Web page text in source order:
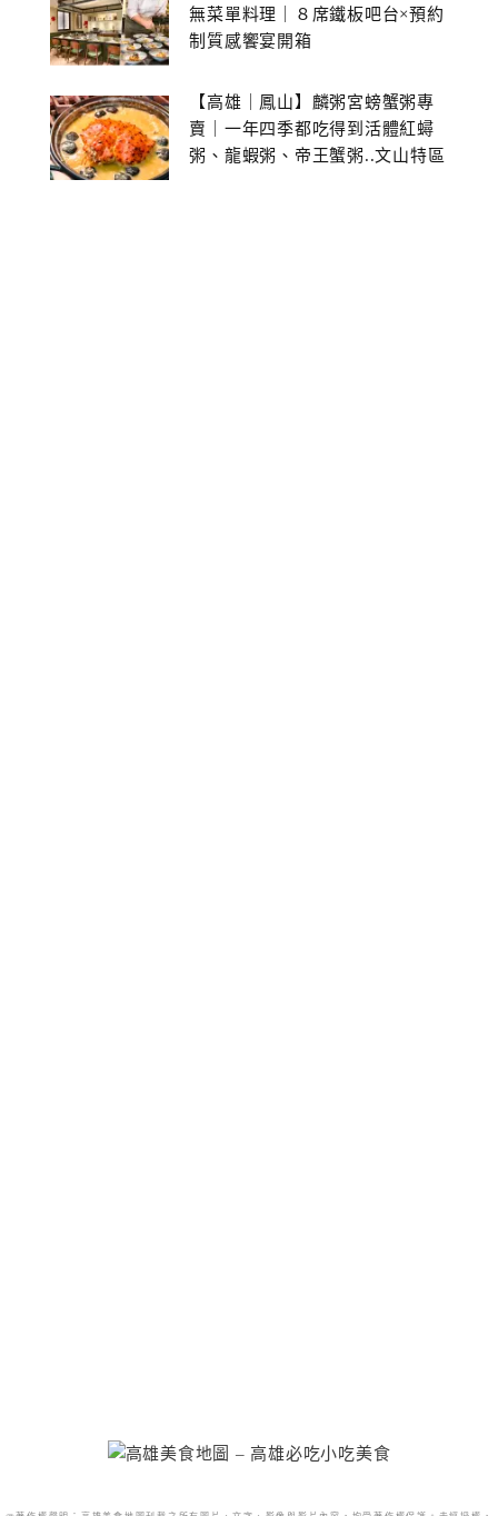
無菜單料理｜８席鐵板吧台×預約
制質感饗宴開箱
【高雄｜鳳山】麟粥宮螃蟹粥專
賣｜一年四季都吃得到活體紅蟳
粥、龍蝦粥、帝王蟹粥..文山特區